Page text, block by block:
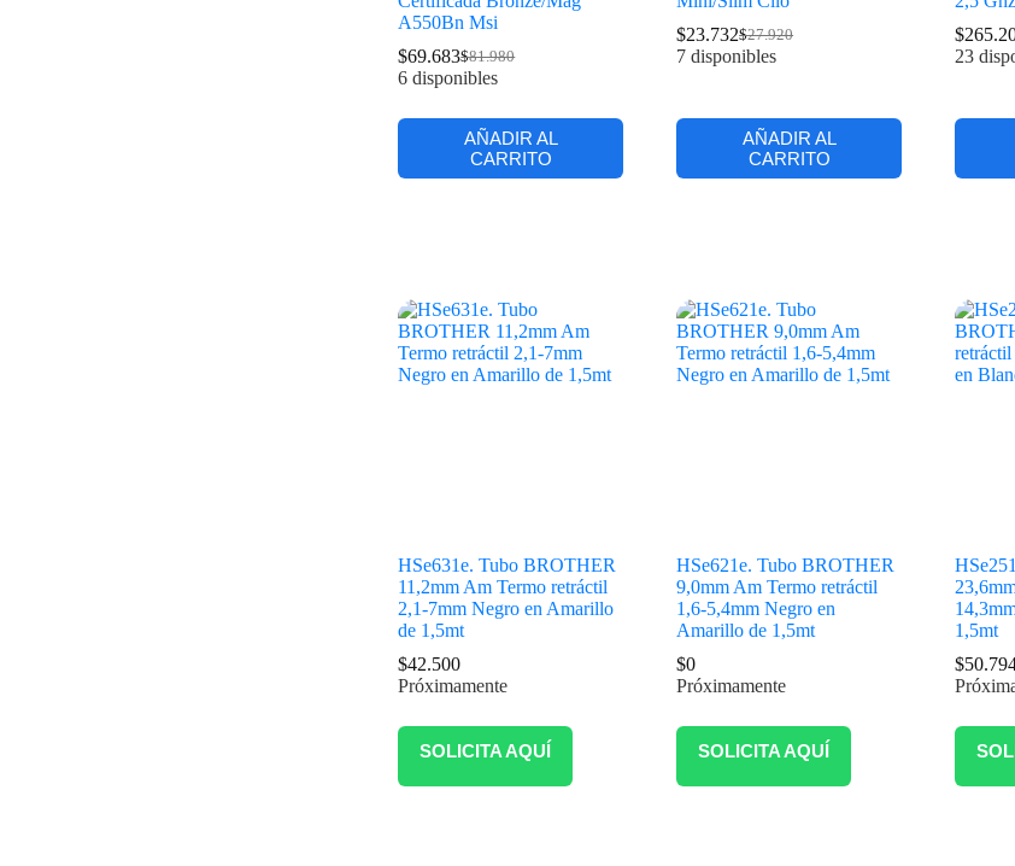
A550Bn Msi
$81.980
$69.683
6 disponibles
AÑADIR AL
CARRITO
$27.920
$23.732
7 disponibles
AÑADIR AL
CARRITO
$
23
HSe631e. Tubo BROTHER
11,2mm Am Termo retráctil
2,1-7mm Negro en Amarillo
de 1,5mt
$42.500
Próximamente
SOLICITA AQUÍ
HSe621e. Tubo BROTHER
9,0mm Am Termo retráctil
1,6-5,4mm Negro en
Amarillo de 1,5mt
$0
Próximamente
SOLICITA AQUÍ
1,5mt
$